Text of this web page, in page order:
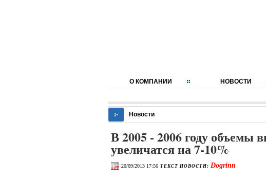
О КОМПАНИИ НОВОСТИ
Новости
В 2005 - 2006 году объемы
увеличатся на 7-10%
20/09/2013 17:56 ТЕКСТ НОВОСТИ: Dogrinn